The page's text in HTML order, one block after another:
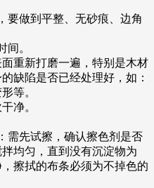
要做到平整、无砂痕、边角
间。
重新打磨一遍，特别是木材
缺陷是否已经处理好，如：
等。
净。
需先试擦，确认擦色剂是否
均匀，直到没有沉淀物为
擦拭的布条必须为不掉色的